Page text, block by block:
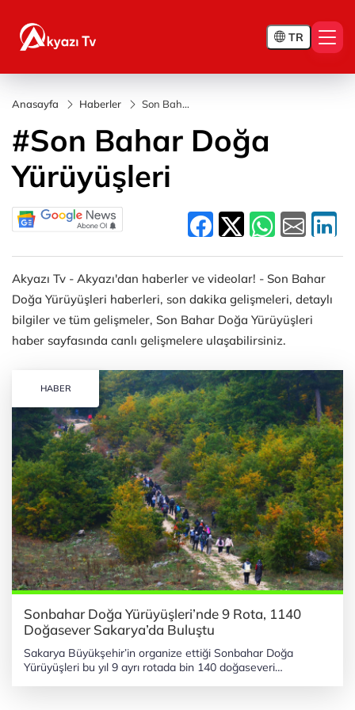
TR
Anasayfa Haberler
Son Bahar
Yürüyüşleri
#Son Bahar Doğa
Yürüyüşleri
Akyazı Tv - Akyazı'dan haberler ve videolar! - Son Bahar
Doğa Yürüyüşleri haberleri, son dakika gelişmeleri, detaylı
bilgiler ve tüm gelişmeler, Son Bahar Doğa Yürüyüşleri
haber sayfasında canlı gelişmelere ulaşabilirsiniz.
HABER
Sonbahar Doğa Yürüyüşleri’nde 9 Rota, 1140
Doğasever Sakarya’da Buluştu
Sakarya Büyükşehir’in organize ettiği Sonbahar Doğa
Yürüyüşleri bu yıl 9 ayrı rotada bin 140 doğaseveri